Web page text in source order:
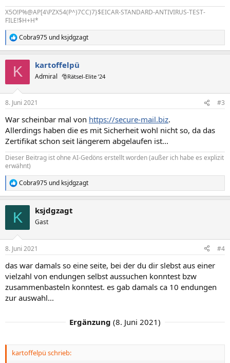
X5O!P%@AP[4\PZX54(P^)7CC)7}$EICAR-STANDARD-ANTIVIRUS-TEST-
FILE!$H+H*
R
e
e
:
Cobra975 und ksjdgzagt
K kartoffelpü
Admiral 🎅Rätsel-Elite ’24
8. Juni 2021 #3
War scheinbar mal von https://secure-mail.biz.
Allerdings haben die es mit Sicherheit wohl nicht so, da das
Zertifikat schon seit längerem abgelaufen ist...
Dieser Beitrag ist ohne AI-Gedöns erstellt worden (außer ich habe es explizit
erwähnt)
R
e
e
:
Cobra975 und ksjdgzagt
K ksjdgzagt
Gast
8. Juni 2021 #4
das war damals so eine seite, bei der du dir slebst aus einer
vielzahl von endungen selbst aussuchen konntest bzw
zusammenbasteln konntest. es gab damals ca 10 endungen
zur auswahl...
Ergänzung (8. Juni 2021)
kartoffelpü schrieb: